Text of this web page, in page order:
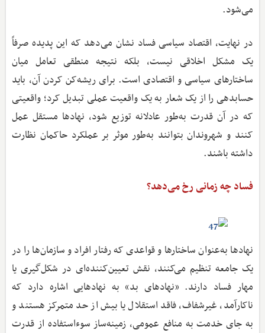
می‌شود.
در نهایت، اقتصاد سیاسی فساد نشان می‌دهد که این پدیده صرفاً
یک مشکل اخلاقی نیست، بلکه نتیجه منطقی تعامل میان
ساختارهای سیاسی و اقتصادی است. برای ریشه‌کن کردن آن، باید
حسابدهی را از یک شعار به یک واقعیت عملی تبدیل کرد؛ واقعیتی
که در آن قدرت به‌طور عادلانه توزیع شود، نهادها مستقل عمل
کنند و شهروندان بتوانند به‌طور موثر بر عملکرد حاکمان نظارت
داشته باشند.
فساد چه زمانی رخ می‌دهد؟
نهادها به‌عنوان ساختارها و قواعدی که رفتار افراد و سازمان‌ها را در
یک جامعه تنظیم می‌کنند، نقش تعیین‌کننده‌ای در شکل‌گیری یا
مهار فساد دارند. «نهادهای بد» به نهادهایی اشاره دارد که
ناکارآمد، غیرشفاف، فاقد استقلال یا بیش از حد متمرکز هستند و
به جای خدمت به منافع عمومی، زمینه‌ساز سوءاستفاده از قدرت